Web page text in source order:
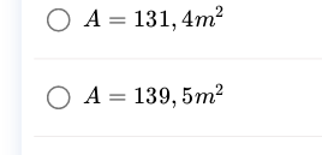
A=131,4{{m}^2}
A = 131,4m2
A=139,5{{m}^2}
A = 139, 5m2